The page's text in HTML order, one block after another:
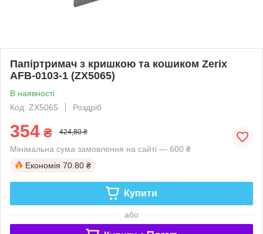
Папіртримач з кришкою та кошиком Zerix
AFB-0103-1 (ZX5065)
В наявності
Код: ZX5065
Роздріб
354 ₴ 424,80 ₴
Мінімальна сума замовлення на сайті — 600 ₴
Економія 70.80 ₴
Купити
або